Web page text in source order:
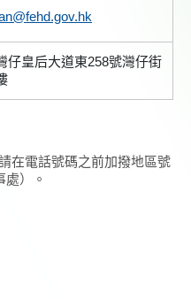
仔皇后大道東258號灣仔街
在電話號碼之前加撥地區號
）。